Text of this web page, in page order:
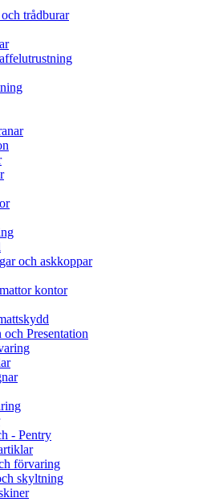
trådburar
och askkoppar
kontor
Presentation
- Pentry
förvaring
skyltning